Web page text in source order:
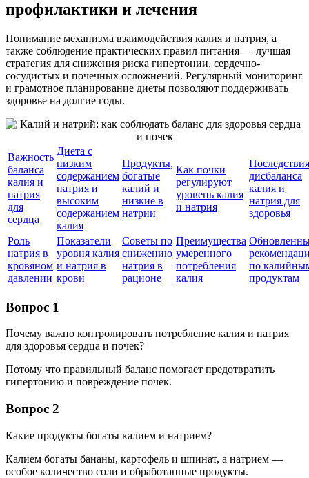
профилактики и лечения
Понимание механизма взаимодействия калия и натрия, а
также соблюдение практических правил питания — лучшая
стратегия для снижения риска гипертонии, сердечно-
сосудистых и почечных осложнений. Регулярный мониторинг
и грамотное планирование диеты позволяют поддерживать
здоровье на долгие годы.
Важность
баланса
калия и
натрия
для
сердца
Диета с
низким
содержанием
натрия и
высоким
содержанием
калия
Продукты,
богатые
калий и
низкие в
натрии
Как почки
регулируют
уровень калия
и натрия
Последствия
дисбаланса
калия и
натрия для
здоровья
Роль
натрия в
кровяном
давлении
Показатели
уровня калия
и натрия в
крови
Советы по
снижению
натрия в
рационе
Преимущества
умеренного
потребления
калия
по
продуктам
Вопрос 1
Почему важно контролировать потребление калия и натрия
для здоровья сердца и почек?
Потому что правильный баланс помогает предотвратить
гипертонию и повреждение почек.
Вопрос 2
Какие продукты богаты калием и натрием?
Калием богаты бананы, картофель и шпинат, а натрием —
особое количество соли и обработанные продукты.